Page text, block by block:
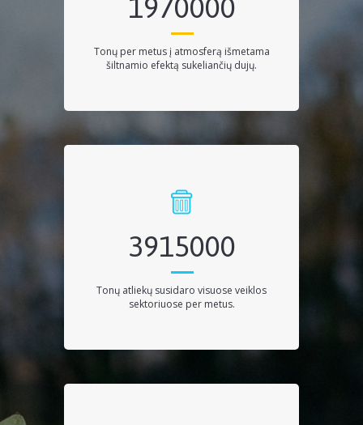
1970000
tonų per metus į atmosferą išmetama
šiltnamio efektą sukeliančių dujų.
4500000
tonų atliekų susidaro visuose veiklos
sektoriuose per metus.